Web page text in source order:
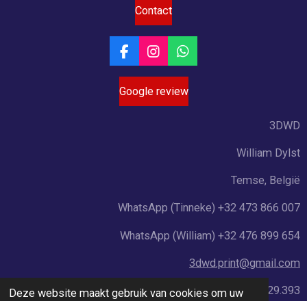
Deze website maakt gebruik van cookies om uw
Contact
F
a
e
b
I
n
t
a
W
h
t
s
Google review
3DWD
William Dylst
Temse, België
WhatsApp (Tinneke) +32 473 866 007
WhatsApp (William) +32 476 899 654
3dwd.print@gmail.com
BTWnr: BE1019.829.393